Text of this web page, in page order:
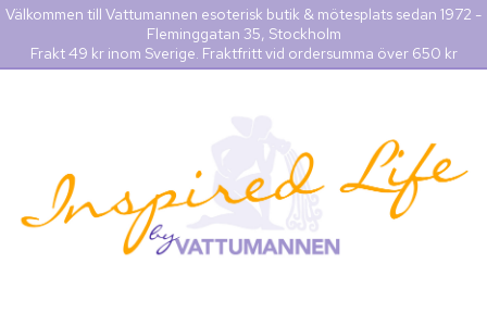
Välkommen till Vattumannen esoterisk butik & mötesplats sedan 1972 -
Fleminggatan 35, Stockholm
Frakt 49 kr inom Sverige. Fraktfritt vid ordersumma över 650 kr